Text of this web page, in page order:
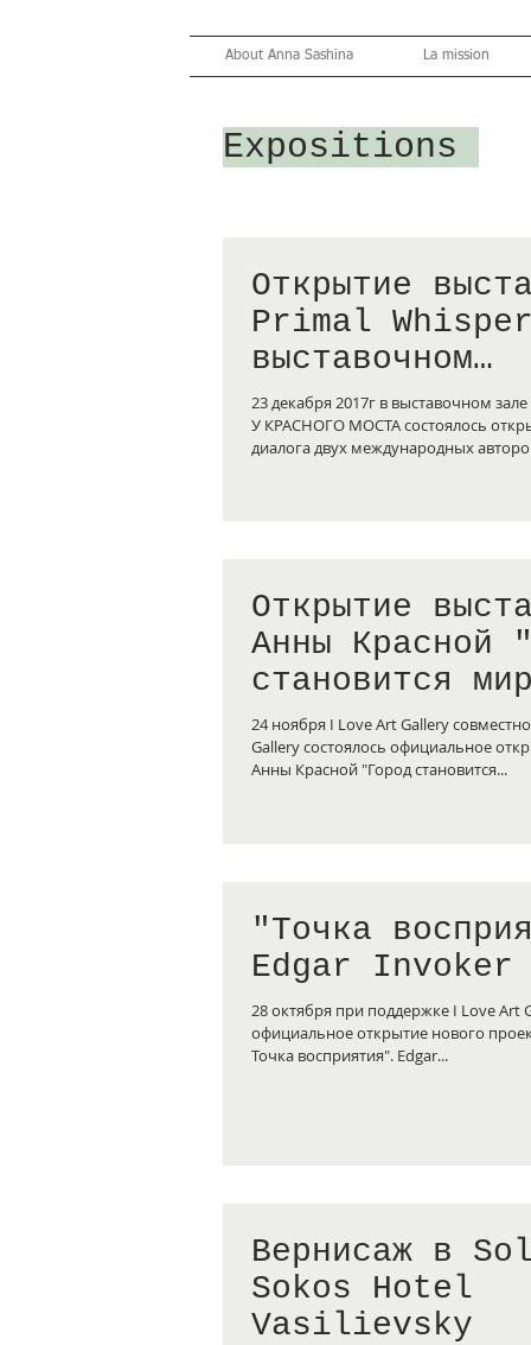
About Anna Sashina La mission
Expositions
Открытие
Primal
выставочном
пространстве
Rouge
23 декабря 2017г в выставочном зале
У КРАСНОГО МОСТА состоялось
диалога двух международных
Открытие
Анны Красной
становится
когда ты
одного из
нем
24 ноября I Love Art Gallery
Gallery состоялось официальное
Анны Красной "Город становится...
"Точка
Edgar Invoker
28 октября при поддержке I Love Art
официальное открытие нового
Точка восприятия". Edgar...
Вернисаж в
Sokos Hotel
Vasilievsky